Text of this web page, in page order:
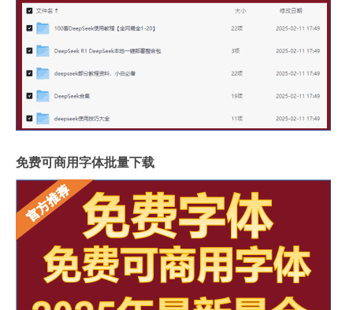
免费可商用字体批量下载